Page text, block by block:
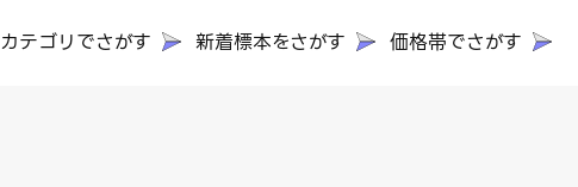
カテゴリでさがす 新着標本をさがす 価格帯でさがす